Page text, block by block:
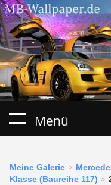
Menü
Meine Galerie
Klasse (Baureihe 117)